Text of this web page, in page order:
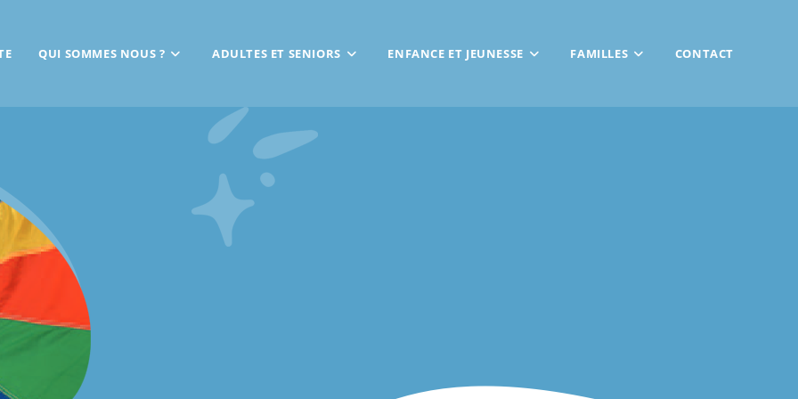
QUI SOMMES NOUS ? ADULTES ET SENIORS ENFANCE ET JEUNESSE FAMILLES CONTACT